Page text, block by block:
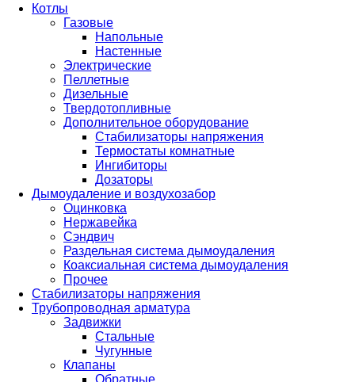
Котлы
Газовые
Напольные
Настенные
Электрические
Пеллетные
Дизельные
Твердотопливные
Дополнительное оборудование
Стабилизаторы напряжения
Термостаты комнатные
Ингибиторы
Дозаторы
Дымоудаление и воздухозабор
Оцинковка
Нержавейка
Сэндвич
Раздельная система дымоудаления
Коаксиальная система дымоудаления
Прочее
Стабилизаторы напряжения
Трубопроводная арматура
Задвижки
Стальные
Чугунные
Клапаны
Обратные